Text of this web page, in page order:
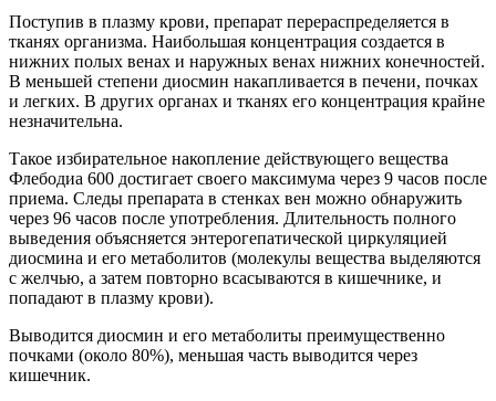
Поступив в плазму крови, препарат перераспределяется в
тканях организма. Наибольшая концентрация создается в
нижних полых венах и наружных венах нижних конечностей.
В меньшей степени диосмин накапливается в печени, почках
и легких. В других органах и тканях его концентрация крайне
незначительна.
Такое избирательное накопление действующего вещества
Флебодиа 600 достигает своего максимума через 9 часов после
приема. Следы препарата в стенках вен можно обнаружить
через 96 часов после употребления. Длительность полного
выведения объясняется энтерогепатической циркуляцией
диосмина и его метаболитов (молекулы вещества выделяются
с желчью, а затем повторно всасываются в кишечнике, и
попадают в плазму крови).
Выводится диосмин и его метаболиты преимущественно
почками (около 80%), меньшая часть выводится через
кишечник.